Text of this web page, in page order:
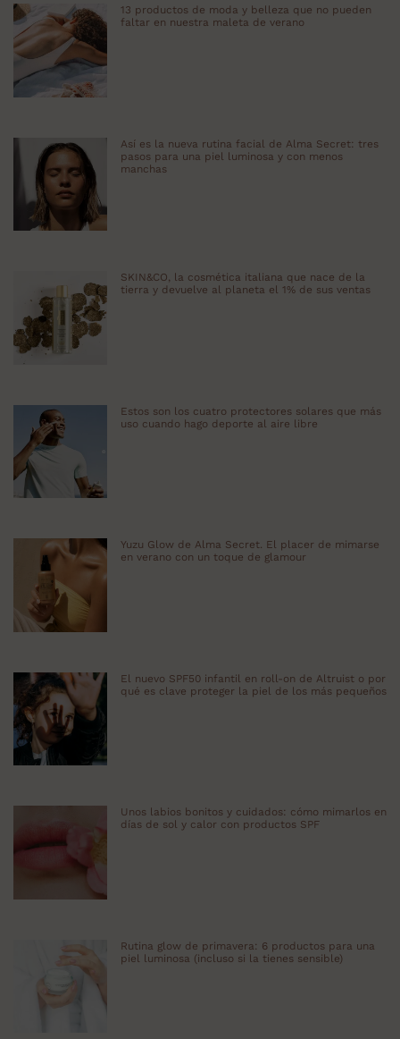
13 productos de moda y belleza que no pueden
faltar en nuestra maleta de verano
Así es la nueva rutina facial de Alma Secret: tres
pasos para una piel luminosa y con menos
manchas
SKIN&CO, la cosmética italiana que nace de la
tierra y devuelve al planeta el 1% de sus ventas
Estos son los cuatro protectores solares que más
uso cuando hago deporte al aire libre
Yuzu Glow de Alma Secret. El placer de mimarse
en verano con un toque de glamour
El nuevo SPF50 infantil en roll-on de Altruist o por
qué es clave proteger la piel de los más pequeños
Unos labios bonitos y cuidados: cómo mimarlos en
días de sol y calor con productos SPF
Rutina glow de primavera: 6 productos para una
piel luminosa (incluso si la tienes sensible)